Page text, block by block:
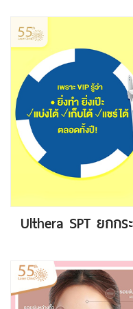
Ulthera SPT ยกก